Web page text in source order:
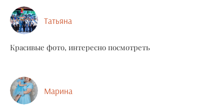
Татьяна
Красивые фото, интересно посмотреть
Марина